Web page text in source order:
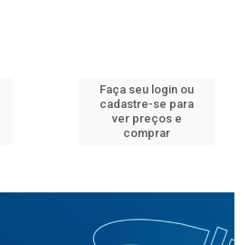
Faça seu login ou
cadastre-se para
ver preços e
comprar